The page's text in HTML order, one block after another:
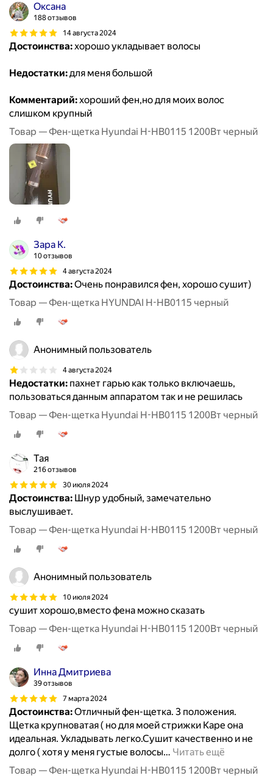
Оксана
188 отзывов
14 августа 2024
Достоинства:хорошо укладывает волосы
Недостатки:для меня большой
Комментарий:хороший фен,но для моих волос
слишком крупный
Товар — Фен-щетка Hyundai H-HB0115 1200Вт черный
Зара К.
10 отзывов
4 августа 2024
Достоинства:Очень понравился фен, хорошо сушит)
Товар — Фен-щетка HYUNDAI H-HB0115 черный
Анонимный пользователь
4 августа 2024
Недостатки: пахнет гарью как только включаешь,
пользоваться данным аппаратом так и не решилась
Товар — Фен-щетка Hyundai H-HB0115 1200Вт черный
Тая
216 отзывов
30 июля 2024
Достоинства: Шнур удобный, замечательно
выслушивает.
Товар — Фен-щетка Hyundai H-HB0115 1200Вт черный
Анонимный пользователь
10 июля 2024
сушит хорошо,вместо фена можно сказать
Товар — Фен-щетка Hyundai H-HB0115 1200Вт черный
Инна Дмитриева
39 отзывов
7 марта 2024
Достоинства:Отличный фен-щетка. 3 положения.
Щетка крупноватая ( но для моей стрижки Каре она
идеальная. Укладывать легко.Сушит качественно и не
долго ( хотя у меня густые волосы… Читать ещё
Товар — Фен-щетка Hyundai H-HB0115 1200Вт черный